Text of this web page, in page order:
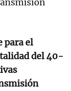
para el
del 40-